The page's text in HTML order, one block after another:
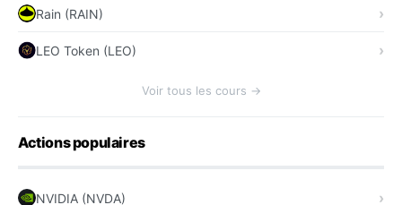
Rain (RAIN)
LEO Token (LEO)
Voir tous les cours →
Actions populaires
NVIDIA (NVDA)